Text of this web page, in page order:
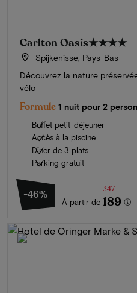
Carlton Oasis★★★★
Spijkenisse, Pays-Bas
Découvrez la nature
vélo
Formule 1 nuit pour 2
Buffet petit-déjeuner
Accès à la piscine
Dîner de 3 plats
Parking gratuit
-46%
À partir de
347
189